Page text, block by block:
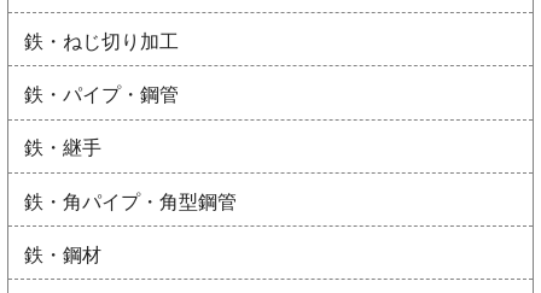
鉄・ねじ切り加工
鉄・パイプ・鋼管
鉄・継手
鉄・角パイプ・角型鋼管
鉄・鋼材